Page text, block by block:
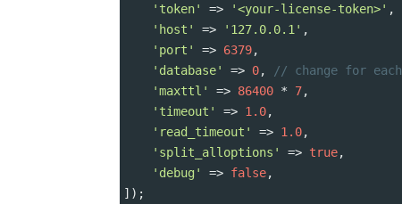
'token'
=> '<your-license-token>' ,
'host'
=> '127.0.0.1' ,
'port'
=> 6379,
'database'
=> 0, // change for
'maxttl'
=> 86400 * 7,
'timeout'
=> 1.0,
'read_timeout'
=> 1.0,
'split_alloptions'
=> true,
'debug'
=> false,
]);